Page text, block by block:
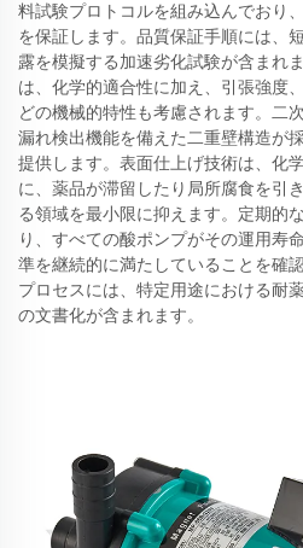
料試験プロトコルを組み込んでおり
を保証します。品質保証手順には、
露を模擬する加速劣化試験が含まれ
は、化学的適合性に加え、引張強度
どの機械的特性も考慮されます。二
漏れ検出機能を備えた二重壁構造が
提供します。表面仕上げ技術は、化
に、薬品が滞留したり局所腐食を引
る領域を最小限に抑えます。定期的
り、すべての酸ポンプがその運用寿
準を継続的に満たしていることを確
プロセスには、特定用途における耐
の文書化が含まれます。